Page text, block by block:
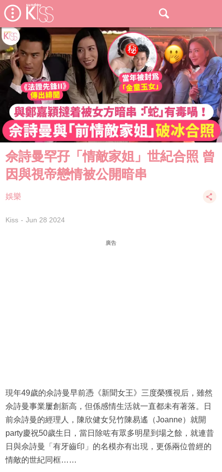
佘詩曼罕孖「情敵家姐」世紀合照 曾
因與視帝戀情被公開暗串
娛樂
Kiss Jun 28 2024
廣告
現年49歲的佘詩曼早前憑《新聞女王》三度榮獲視后，雖然
佘詩曼事業屢創新高，但係感情生活就一直都未有著落。日
前佘詩曼的經理人，陳欣健女兒竹陳易遙（Joanne）就開
party慶祝50歲生日，當日除咗有眾多明星到場之餘，就連昔
日與佘詩曼「有牙齒印」的名模亦有出現，更係兩位曾經的
情敵的世紀同框……